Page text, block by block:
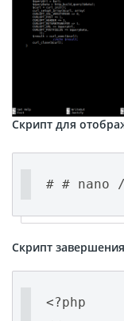
Скрипт для
# # nano
Скрипт
<?php